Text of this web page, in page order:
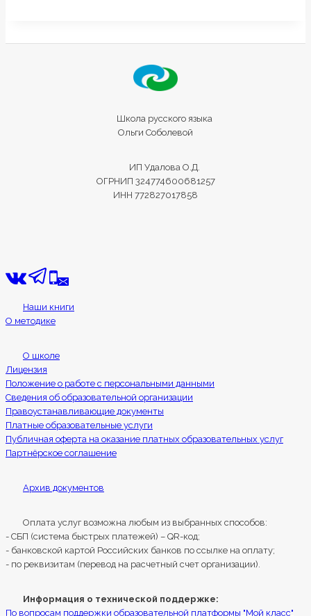
Школа русского языка
Ольги Соболевой
ИП Удалова О.Д.
ОГРНИП 324774600681257
ИНН 772827017858
Наши книги
О методике
О школе
Лицензия
Положение о работе с персональными данными
Сведения об образовательной организации
Правоустанавливающие документы
Платные образовательные услуги
Публичная оферта на оказание платных образовательных услуг
Партнёрское соглашение
Архив документов
Оплата услуг возможна любым из выбранных способов:
- СБП (система быстрых платежей) – QR-код;
- банковской картой Российских банков по ссылке на оплату;
- по реквизитам (перевод на расчетный счет организации).
Информация о технической поддержке:
По вопросам поддержки образовательной платформы "Мой класс"